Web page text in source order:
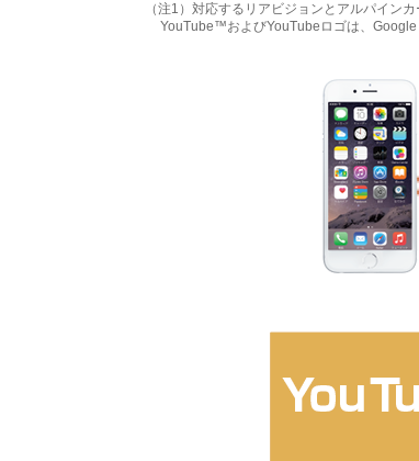
（注1）対応するリアビジョンとアルパイン
YouTube™およびYouTubeロゴは、Google